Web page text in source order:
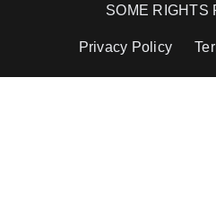
SOME RIGHTS
Privacy Policy